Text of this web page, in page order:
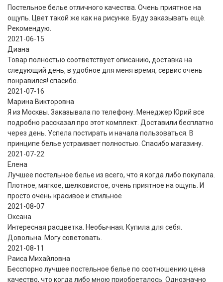
Постельное белье отличного качества. Очень приятное на
ощупь. Цвет такой же как на рисунке. Буду заказывать ещё.
Рекомендую.
2021-06-15
Диана
Товар полностью соответствует описанию, доставка на
следующий день, в удобное для меня время, сервис очень
понравился! спасибо.
2021-07-16
Марина Викторовна
Я из Москвы. Заказывала по телефону. Менеджер Юрий все
подробно рассказал про этот комплект. Доставили бесплатно
через день. Успела постирать и начала пользоваться. В
принципе белье устраивает полностью. Спасибо магазину.
2021-07-22
Eлена
Лучшее постельное белье из всего, что я когда либо покупала.
Плотное, мягкое, шелковистое, очень приятное на ощупь. И
просто очень красивое и стильное
2021-08-07
Оксана
Интересная расцветка. Необычная. Купила для себя.
Довольна. Могу советовать.
2021-08-11
Раиса Михайловна
Бесспорно лучшее постельное белье по соотношению цена
качество, что когда либо мною приобреталось. Однозначно